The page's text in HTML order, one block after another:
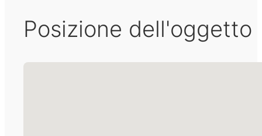
Posizione dell'oggetto